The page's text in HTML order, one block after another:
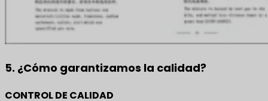
5. ¿Cómo garantizamos la calidad?
CONTROL DE CALIDAD